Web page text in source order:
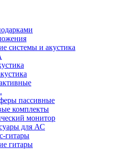
системы и акустика
пассивные
комплекты
монитор
для АС
гитары
гитары